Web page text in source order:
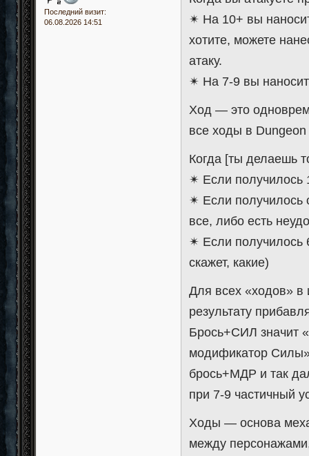
Последний визит:
06.08.2026 14:51
✴ На 10+ вы
хотите, можете
атаку.
✴ На 7-9 вы
Ход — это
все ходы в
Когда [ты делаешь
✴ Если получилось
✴ Если получилось
все, либо есть
✴ Если получилось
скажет, какие)
Для всех «ходов» в
результату
Брось+СИЛ значит
модификатор Силы»
брось+МДР и так
при 7-9 частичный
Ходы — основа
между